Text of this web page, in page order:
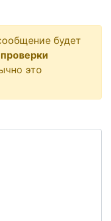
будет
проверки
это